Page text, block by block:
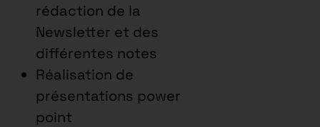
rédaction de la
Newsletter et des
différentes notes
Réalisation de
présentations power
point